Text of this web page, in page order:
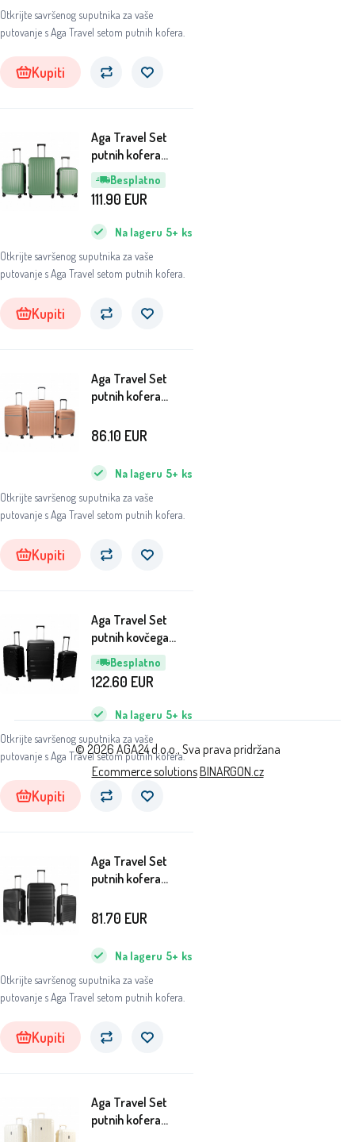
Otkrijte savršenog suputnika za vaše
putovanje s Aga Travel setom putnih kofera.
Kupiti
Besplatno
Aga Travel Set
putnih kofera
MR4668 Zelena
Otkrijte savršenog suputnika za vaše
putovanje s Aga Travel setom putnih kofera.
Na lageru 5+ ks
111.90 EUR
Kupiti
Aga Travel Set
putnih kofera
Otkrijte savršenog suputnika za vaše
putovanje s Aga Travel setom putnih kofera.
Na lageru 5+ ks
86.10 EUR
Kupiti
Besplatno
Aga Travel Set
putnih kovčega
MR4675 Crna
Otkrijte savršenog suputnika za vaše
putovanje s Aga Travel setom putnih kofera.
Na lageru 5+ ks
122.60 EUR
Kupiti
Aga Travel Set
putnih kofera
Otkrijte savršenog suputnika za vaše
putovanje s Aga Travel setom putnih kofera.
Na lageru 5+ ks
81.70 EUR
Kupiti
Aga Travel Set
putnih kofera
© 2026 AGA24 d.o.o., Sva prava pridržana
Ecommerce solutionsBINARGON.cz